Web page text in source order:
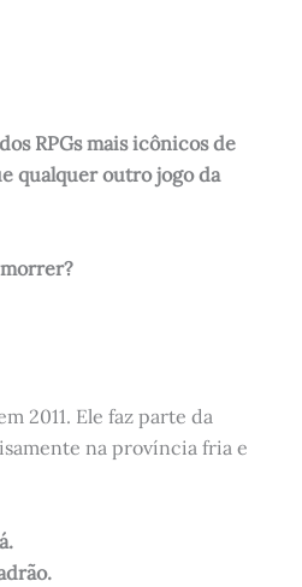
RPGs mais icônicos de
qualquer outro jogo da
2011. Ele faz parte da
na província fria e